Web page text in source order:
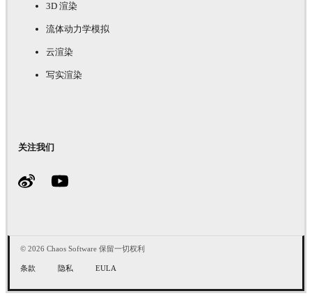
3D 渲染
流体动力学模拟
云渲染
写实渲染
关注我们
© 2026 Chaos Software 保留一切权利
条款 隐私 EULA